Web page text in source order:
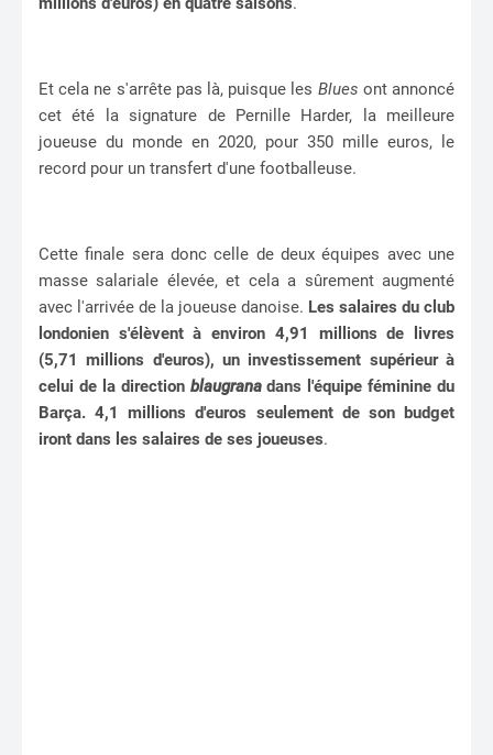
Et cela ne s'arrête pas là, puisque les Blues ont annoncé
cet été la signature de Pernille Harder, la meilleure
joueuse du monde en 2020, pour 350 mille euros, le
record pour un transfert d'une footballeuse.
Cette finale sera donc celle de deux équipes avec une
masse salariale élevée, et cela a sûrement augmenté
avec l'arrivée de la joueuse danoise. Les salaires du club
londonien s'élèvent à environ 4,91 millions de livres
(5,71 millions d'euros), un investissement supérieur à
celui de la direction blaugranadans l'équipe féminine du
Barça. 4,1 millions d'euros seulement de son budget
iront dans les salaires de ses joueuses.